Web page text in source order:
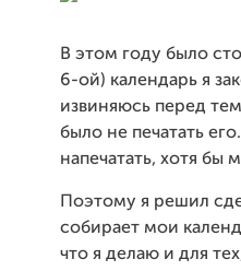
В этом году было
6-ой) календарь я
извиняюсь перед
было не печатать
напечатать, хотя бы
Поэтому я решил
собирает мои
что я делаю и для